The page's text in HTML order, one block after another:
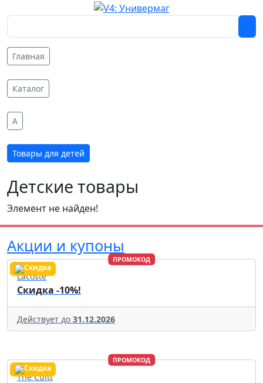
Главная
Каталог
A
Товары для детей
Детские товары
Элемент не найден!
Акции и купоны
ПРОМОКОД
Lacoste
Скидка -10%!
Действует до 31.12.2026
ПРОМОКОД
The Cultt